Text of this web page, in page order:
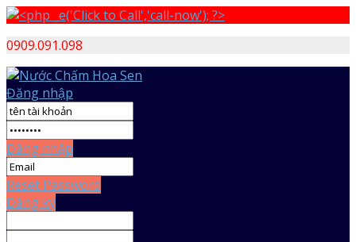
0909.091.098
Đăng nhập
Đăng nhập
Reset Password
Đăng ký